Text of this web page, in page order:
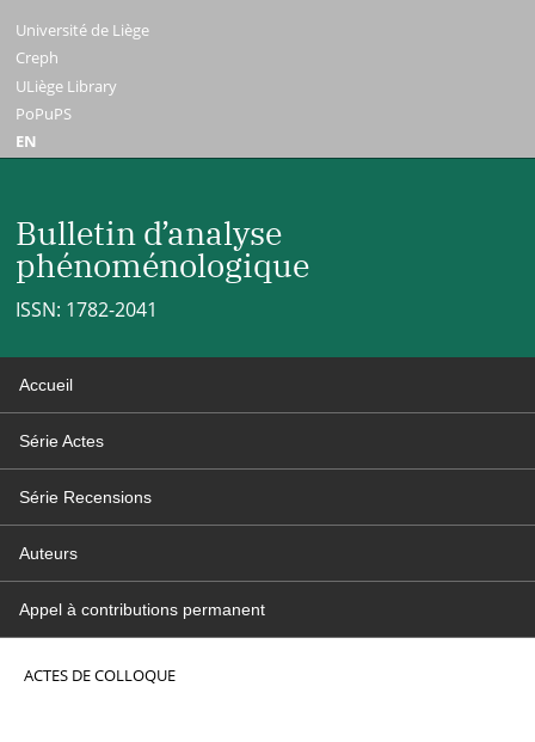
Université de Liège
Creph
ULiège Library
PoPuPS
EN
Bulletin d’analyse
phénoménologique
ISSN: 1782-2041
Accueil
Série Actes
Série Recensions
Auteurs
Appel à contributions permanent
ACTES DE COLLOQUE